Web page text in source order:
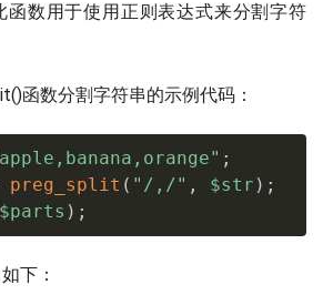
函数用于使用正则表达式来分割字符
函数分割字符串的示例代码：
;
preg_split ( "/,/" , $str ) ;
$parts ) ;
下：